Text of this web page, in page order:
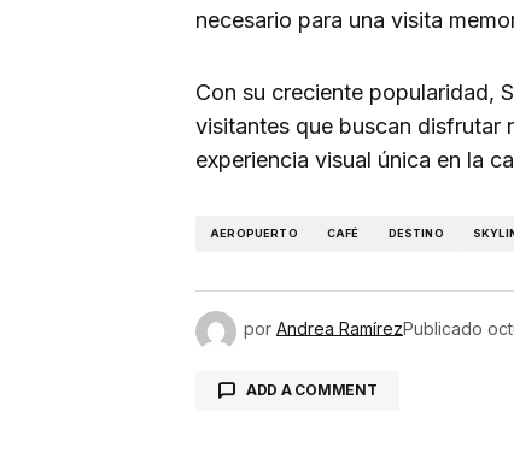
necesario para una visita
Con su creciente popularidad,
visitantes que buscan disfrutar
experiencia visual única en la
AEROPUERTO CAFÉ DESTINO
por Andrea RamírezPublicado
ADD A COMMENT